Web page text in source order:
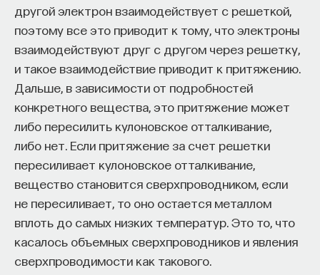
другой электрон взаимодействует с решеткой,
поэтому все это приводит к тому, что электроны
взаимодействуют друг с другом через решетку,
и такое взаимодействие приводит к притяжению.
Дальше, в зависимости от подробностей
конкретного вещества, это притяжение может
либо пересилить кулоновское отталкивание,
либо нет. Если притяжение за счет решетки
пересиливает кулоновское отталкивание,
вещество становится сверхпроводником, если
не пересиливает, то оно остается металлом
вплоть до самых низких температур. Это то, что
касалось объемных сверхпроводников и явления
сверхпроводимости как такового.
оно формируется. Нам долго казалось, что
преподаватель может просто хорошо и логично
изложить материал, а студент — зафиксировать
его и затем воспроизвести. Но самый важный
момент происходит потом, когда человек
остается один на один с этим материалом
и пытается что-то с ним сделать. И получается,
что настоящее образование происходит
не в аудитории, а за ее пределами».
ИИ полезен не как костыль, а как
сложный собеседник
«Мы не наказываем студентов за использование